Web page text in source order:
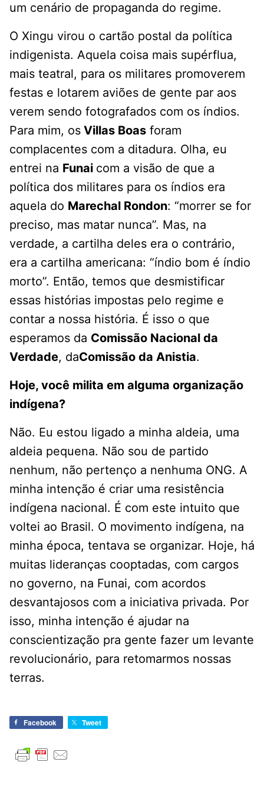
um cenário de propaganda do regime.
O Xingu virou o cartão postal da política
indigenista. Aquela coisa mais supérflua,
mais teatral, para os militares promoverem
festas e lotarem aviões de gente par aos
verem sendo fotografados com os índios.
Para mim, os Villas Boas foram
complacentes com a ditadura. Olha, eu
entrei na Funai com a visão de que a
política dos militares para os índios era
aquela do Marechal Rondon: “morrer se for
preciso, mas matar nunca”. Mas, na
verdade, a cartilha deles era o contrário,
era a cartilha americana: “índio bom é índio
morto”. Então, temos que desmistificar
essas histórias impostas pelo regime e
contar a nossa história. É isso o que
esperamos da Comissão Nacional da
Verdade, daComissão da Anistia.
Hoje, você milita em alguma organização
indígena?
Não. Eu estou ligado a minha aldeia, uma
aldeia pequena. Não sou de partido
nenhum, não pertenço a nenhuma ONG. A
minha intenção é criar uma resistência
indígena nacional. É com este intuito que
voltei ao Brasil. O movimento indígena, na
minha época, tentava se organizar. Hoje, há
muitas lideranças cooptadas, com cargos
no governo, na Funai, com acordos
desvantajosos com a iniciativa privada. Por
isso, minha intenção é ajudar na
conscientização pra gente fazer um levante
revolucionário, para retomarmos nossas
terras.
Facebook Tweet